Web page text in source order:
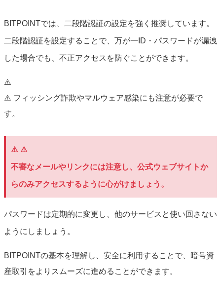
BITPOINTでは、二段階認証の設定を強く推奨しています。
二段階認証を設定することで、万が一ID・パスワードが漏洩
した場合でも、不正アクセスを防ぐことができます。
⚠️
⚠️ フィッシング詐欺やマルウェア感染にも注意が必要で
す。
⚠️ ⚠️
不審なメールやリンクには注意し、公式ウェブサイトか
らのみアクセスするように心がけましょう。
パスワードは定期的に変更し、他のサービスと使い回さない
ようにしましょう。
BITPOINTの基本を理解し、安全に利用することで、暗号資
産取引をよりスムーズに進めることができます。